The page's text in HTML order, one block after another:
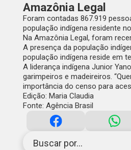
Buscar por...
Amazônia Legal
Foram contadas 867.919
população indígena residente
Na Amazônia Legal, foram
A presença da população
população indígena reside em
A liderança indígena Junior
garimpeiros e madeireiros.
importância do censo para
Edição: Maria Claudia
Fonte: Agência Brasil